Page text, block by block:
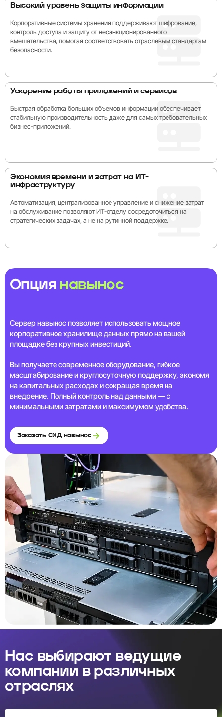
Высокий уровень защиты информации
Корпоративные системы хранения поддерживают шифрование,
контроль доступа и защиту от несанкционированного
вмешательства, помогая соответствовать отраслевым стандартам
безопасности.
Ускорение работы приложений и сервисов
Быстрая обработка больших объемов информации обеспечивает
стабильную производительность даже для самых требовательных
бизнес-приложений.
Экономия времени и затрат на ИТ-
инфраструктуру
Автоматизация, централизованное управление и снижение затрат
на обслуживание позволяют ИТ-отделу сосредоточиться на
стратегических задачах, а не на рутинной поддержке.
Опция навынос
Сервер навынос позволяет использовать мощное
корпоративное хранилище данных прямо на вашей
площадке без крупных инвестиций.
Вы получаете современное оборудование, гибкое
масштабирование и круглосуточную поддержку, экономя
на капитальных расходах и сокращая время на
внедрение. Полный контроль над данными — с
минимальными затратами и максимумом удобства.
Заказать СХД навынос
Наc выбирают ведущие
компании в различных
отраслях